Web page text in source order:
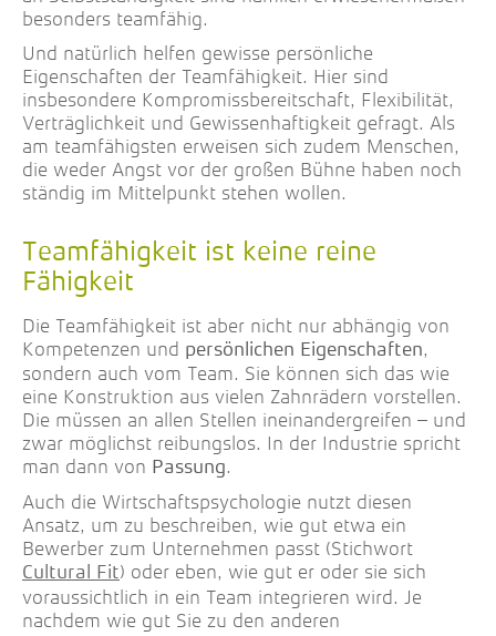
besonders teamfähig.
Und natürlich helfen gewisse persönliche
Eigenschaften der Teamfähigkeit. Hier sind
insbesondere Kompromissbereitschaft, Flexibilität,
Verträglichkeit und Gewissenhaftigkeit gefragt. Als
am teamfähigsten erweisen sich zudem Menschen,
die weder Angst vor der großen Bühne haben noch
ständig im Mittelpunkt stehen wollen.
Teamfähigkeit ist keine reine
Fähigkeit
Die Teamfähigkeit ist aber nicht nur abhängig von
Kompetenzen und persönlichen Eigenschaften,
sondern auch vom Team. Sie können sich das wie
eine Konstruktion aus vielen Zahnrädern vorstellen.
Die müssen an allen Stellen ineinandergreifen – und
zwar möglichst reibungslos. In der Industrie spricht
man dann von Passung.
Auch die Wirtschaftspsychologie nutzt diesen
Ansatz, um zu beschreiben, wie gut etwa ein
Bewerber zum Unternehmen passt (Stichwort
Cultural Fit) oder eben, wie gut er oder sie sich
voraussichtlich in ein Team integrieren wird. Je
nachdem wie gut Sie zu den anderen